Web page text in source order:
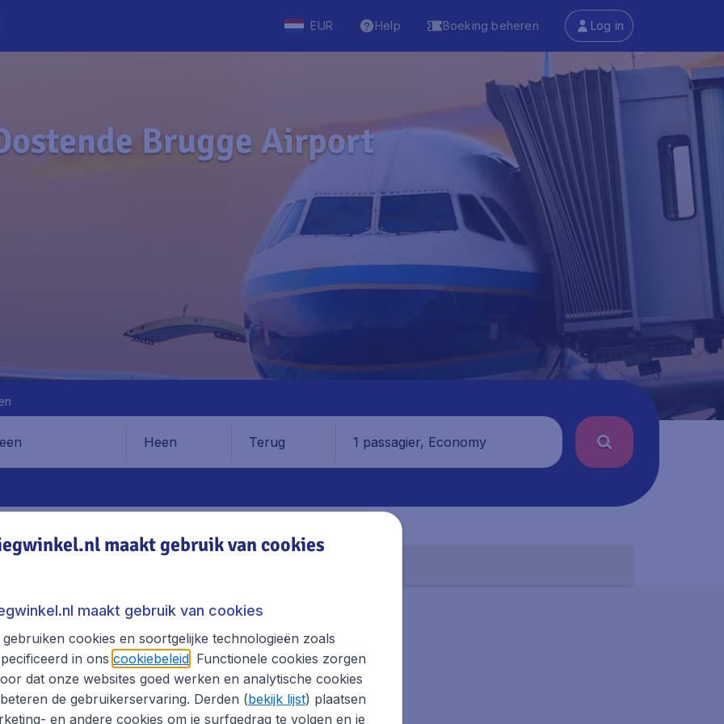
EUR Help Boeking beheren Log in
Brugge Airport
Heen Terug 1 passagier, Economy
Brugge Airport
AIRLINES EN BESTEMMINGEN
excl. € 29,90 boekingskosten.
maakt gebruik van cookies
maakt gebruik van cookies
gebruiken cookies en soortgelijke technologieën zoals
in ons cookiebeleid. Functionele cookies zorgen
dat onze websites goed werken en analytische cookies
de gebruikerservaring. Derden (bekijk lijst) plaatsen
en andere cookies om je surfgedrag te volgen en je